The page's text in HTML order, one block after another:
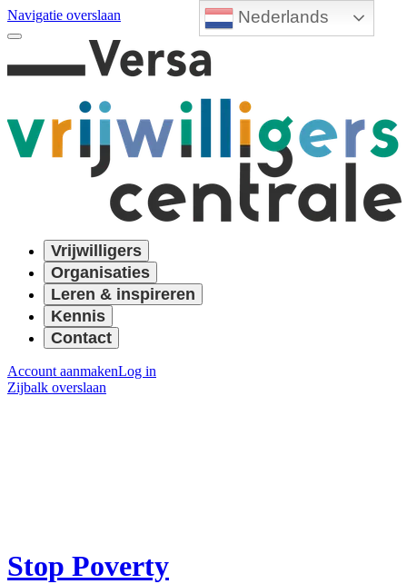
Nederlands
Navigatie overslaan
Vrijwilligers
Organisaties
Leren & inspireren
Kennis
Contact
Account aanmakenLog in
Zijbalk overslaan
Stop Poverty